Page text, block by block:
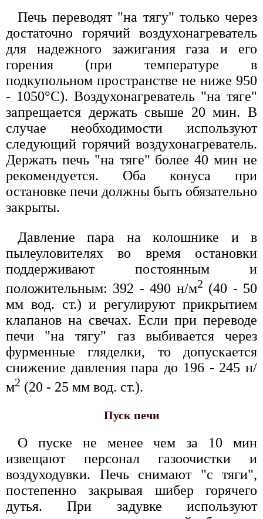
Печь переводят "на тягу" только через
достаточно горячий воздухонагреватель
для надежного зажигания газа и его
горения (при температуре в
подкупольном пространстве не ниже 950
- 1050°С). Воздухонагреватель "на тяге"
запрещается держать свыше 20 мин. В
случае необходимости используют
следующий горячий воздухонагреватель.
Держать печь "на тяге" более 40 мин не
рекомендуется. Оба конуса при
остановке печи должны быть обязательно
закрыты.
Давление пара на колошнике и в
пылеуловителях во время остановки
поддерживают постоянным и
положительным: 392 - 490 н/м2 (40 - 50
мм вод. ст.) и регулируют прикрытием
клапанов на свечах. Если при переводе
печи "на тягу" газ выбивается через
фурменные гляделки, то допускается
снижение давления пара до 196 - 245 н/
м2 (20 - 25 мм вод. ст.).
Пуск печи
О пуске не менее чем за 10 мин
извещают персонал газоочистки и
воздуходувки. Печь снимают "с тяги",
постепенно закрывая шибер горячего
дутья. При задувке используют